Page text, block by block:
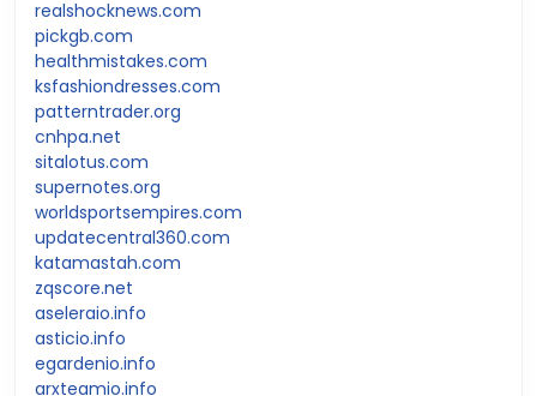
realshocknews.com
pickgb.com
healthmistakes.com
ksfashiondresses.com
patterntrader.org
cnhpa.net
sitalotus.com
supernotes.org
worldsportsempires.com
updatecentral360.com
katamastah.com
zqscore.net
aseleraio.info
asticio.info
egardenio.info
arxteamio.info